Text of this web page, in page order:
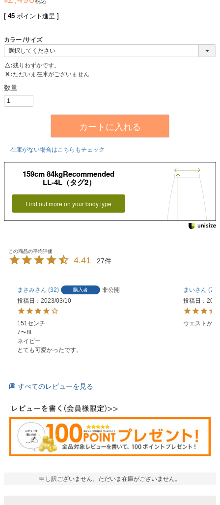
[ 45 ポイント進呈 ]
カラー サイズ
△ 残りわずかです。
✕ ただいま在庫がございません
カートに入れる
在庫がない場合はこちらもチェック
159cm 84kgRecommended
LL-4L（タグ2）
Find out more on your body type
4.41 27
まさみ 32 購入者
非公開
投稿日
2023/03/10
151センチ
7〜8L
ネイビー
とても可愛かったです。
まい
7
投稿日
ウエストが
すべてのレビューを見る
申し訳ございません。ただいま在庫がございません。